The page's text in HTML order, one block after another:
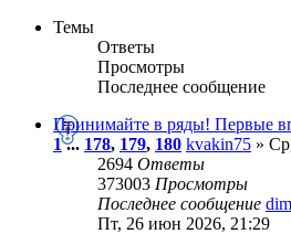
Темы
Ответы
Просмотры
Последнее сообщение
Принимайте в ряды! Первые
1... 178, 179, 180 kvakin75 »
2694 Ответы
373003 Просмотры
Последнее сообщение
Пт, 26 июн 2026, 21:29